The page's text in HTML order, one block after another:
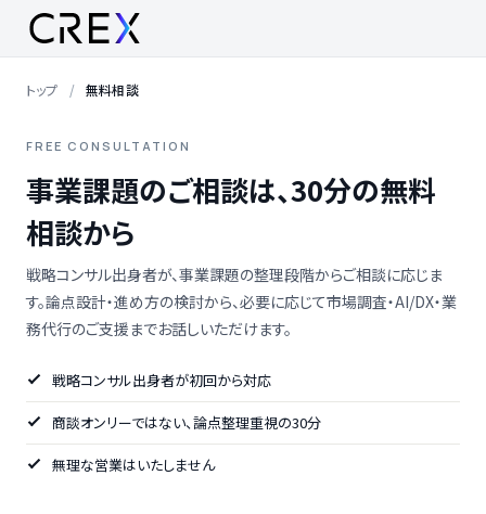
トップ 無料相談
FREE CONSULTATION
事業課題のご相談は、30分の無料
相談から
戦略コンサル出身者が、事業課題の整理段階からご相談に応じま
す。論点設計・進め方の検討から、必要に応じて市場調査・AI/DX・業
務代行のご支援までお話しいただけます。
戦略コンサル出身者が初回から対応
商談オンリーではない、論点整理重視の30分
無理な営業はいたしません